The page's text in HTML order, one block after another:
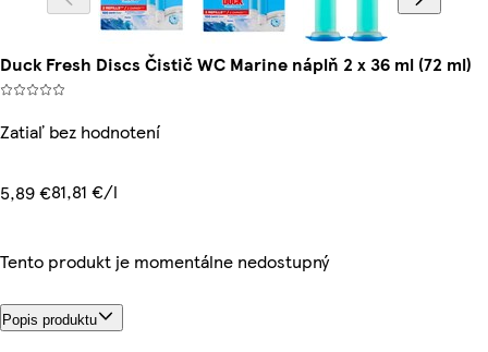
Duck Fresh Discs Čistič WC Marine náplň 2 x 36 ml (72 ml)
Zatiaľ bez hodnotení
5,89 €81,81 €/l
Tento produkt je momentálne nedostupný
Popis produktu